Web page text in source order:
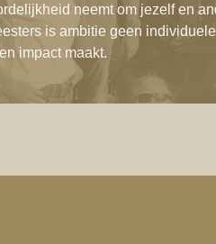
neemt om jezelf en
is ambitie geen
impact maakt.